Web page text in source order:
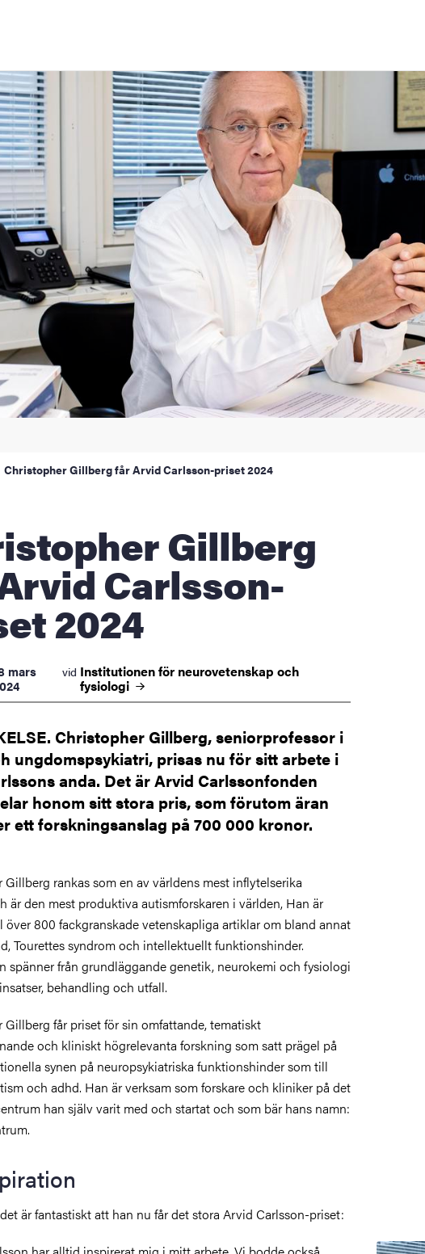
Christopher Gillberg får Arvid Carlsson-priset 2024
Carlsson-
2024
mars
vid Institutionen för neurovetenskap och
fysiologi
Christopher Gillberg, seniorprofessor i
ungdomspsykiatri, prisas nu för sitt arbete i
anda. Det är Arvid Carlssonfonden
honom sitt stora pris, som förutom äran
ett forskningsanslag på 700 000 kronor.
Gillberg rankas som en av världens mest inflytelserika
är den mest produktiva autismforskaren i världen, Han är
över 800 fackgranskade vetenskapliga artiklar om bland annat
Tourettes syndrom och intellektuellt funktionshinder.
spänner från grundläggande genetik, neurokemi och fysiologi
behandling och utfall.
Gillberg får priset för sin omfattande, tematiskt
och kliniskt högrelevanta forskning som satt prägel på
synen på neuropsykiatriska funktionshinder som till
och adhd. Han är verksam som forskare och kliniker på det
han själv varit med och startat och som bär hans namn:
är fantastiskt att han nu får det stora Arvid Carlsson-priset:
Bild